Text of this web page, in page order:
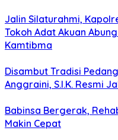
Jalin Silaturahmi,
Tokoh Adat Akuan
Kamtibma
Disambut Tradisi
Anggraini, S.I.K. Resmi
Babinsa Bergerak,
Makin Cepat